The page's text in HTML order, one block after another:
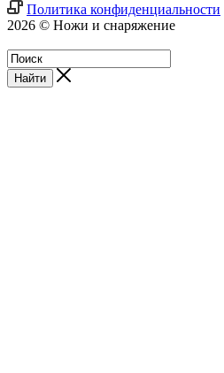
Политика конфиденциальности
2026 © Ножи и снаряжение
Найти